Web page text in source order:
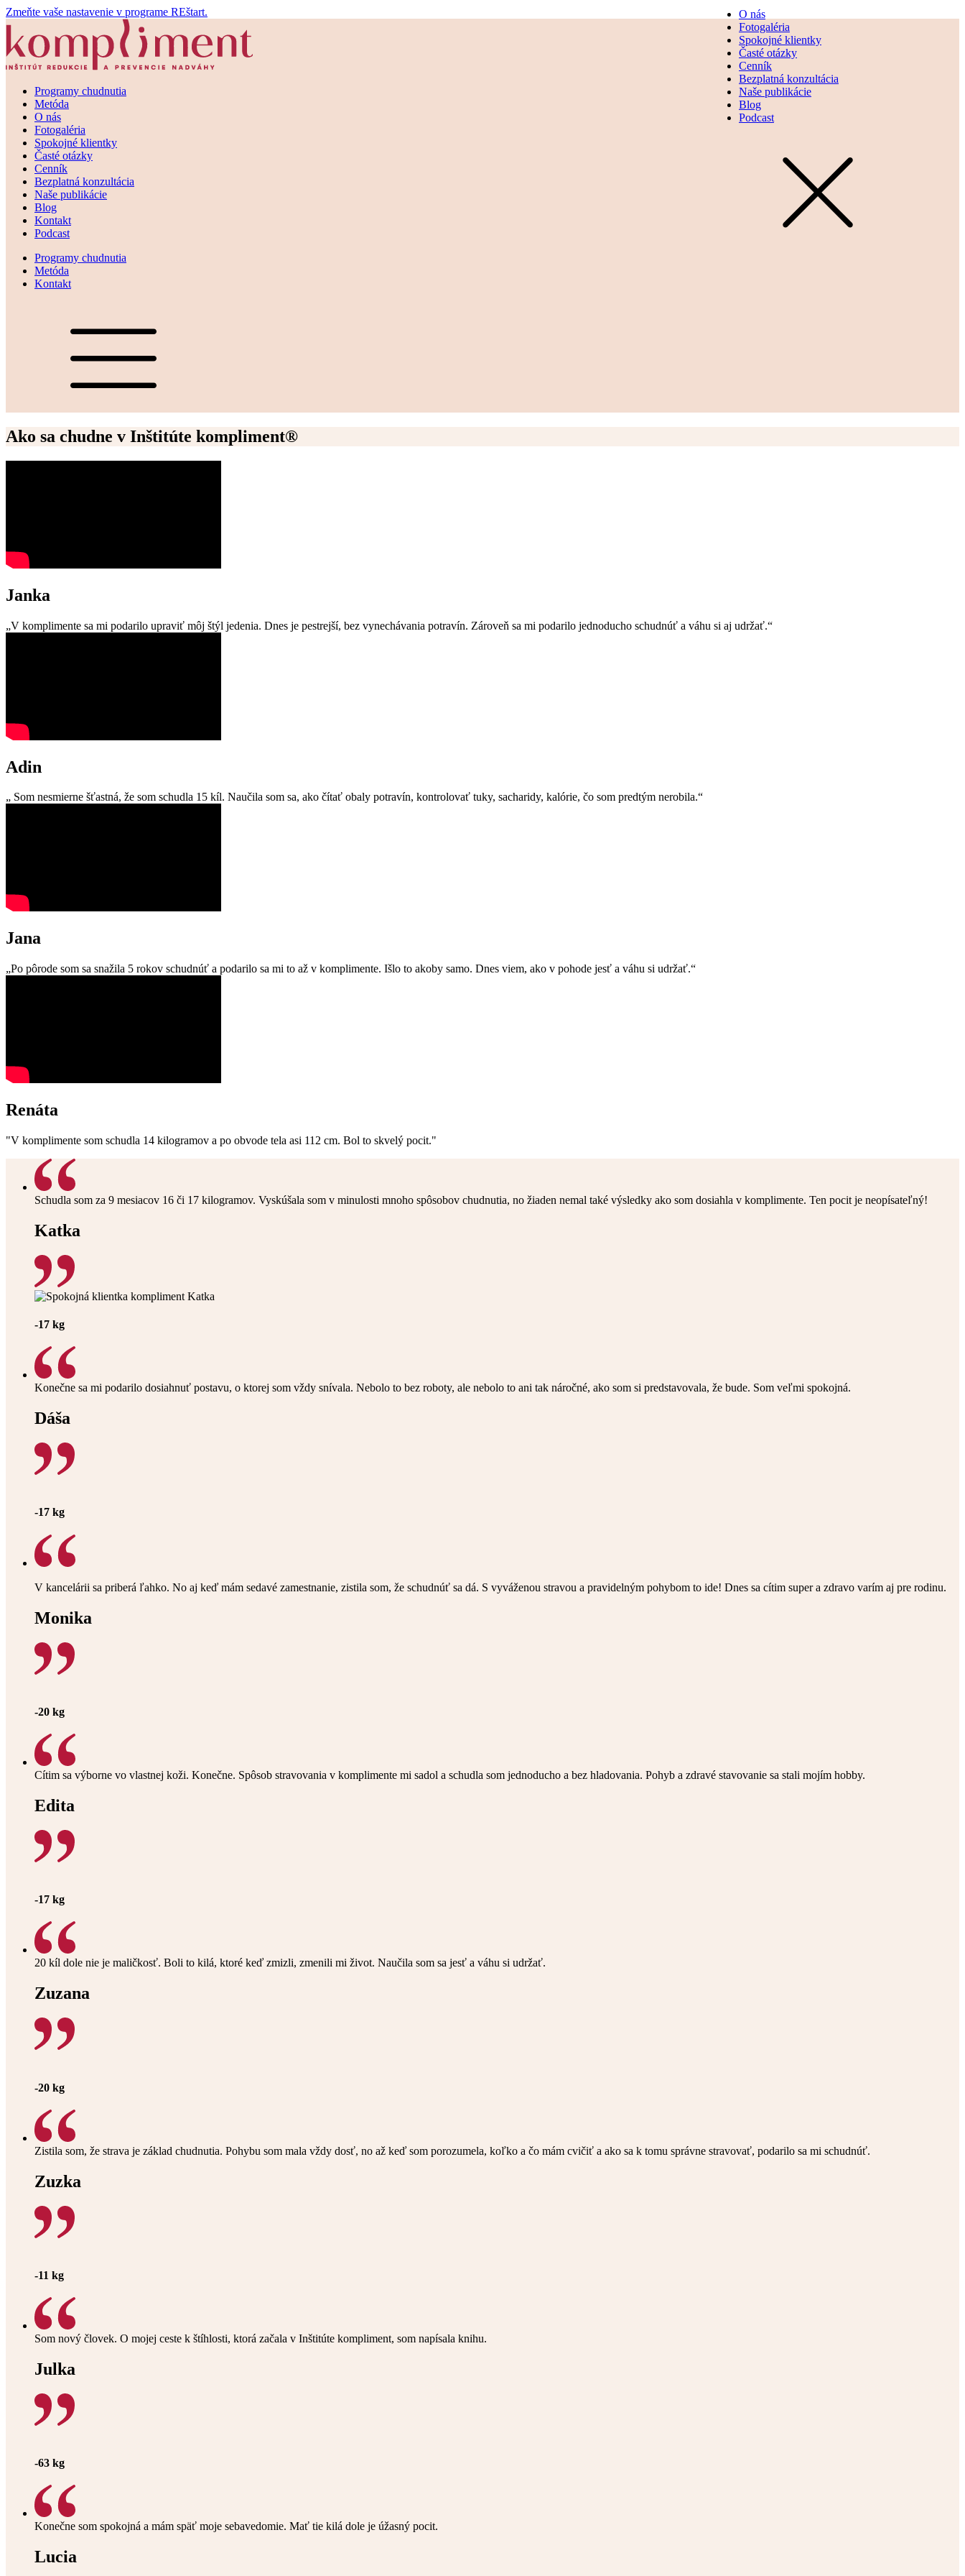
Zmeňte vaše nastavenie v programe REštart.
Programy chudnutia
Metóda
O nás
Fotogaléria
Spokojné klientky
Časté otázky
Cenník
Bezplatná konzultácia
Naše publikácie
Blog
Kontakt
Podcast
Programy chudnutia
Metóda
Kontakt
O nás
Fotogaléria
Spokojné klientky
Časté otázky
Cenník
Bezplatná konzultácia
Naše publikácie
Blog
Podcast
Ako sa chudne v Inštitúte kompliment®
Janka
„V komplimente sa mi podarilo upraviť môj štýl jedenia. Dnes je pestrejší, bez vynechávania potravín. Zároveň sa mi podarilo jednoducho schudnúť a váhu si aj udržať.“
Adin
„ Som nesmierne šťastná, že som schudla 15 kíl. Naučila som sa, ako čítať obaly potravín, kontrolovať tuky, sacharidy, kalórie, čo som predtým nerobila.“
Jana
„Po pôrode som sa snažila 5 rokov schudnúť a podarilo sa mi to až v komplimente. Išlo to akoby samo. Dnes viem, ako v pohode jesť a váhu si udržať.“
Renáta
"V komplimente som schudla 14 kilogramov a po obvode tela asi 112 cm. Bol to skvelý pocit."
Schudla som za 9 mesiacov 16 či 17 kilogramov. Vyskúšala som v minulosti mnoho spôsobov chudnutia, no žiaden nemal také výsledky ako som dosiahla v komplimente. Ten pocit je neopísateľný!
Katka
-17 kg
Konečne sa mi podarilo dosiahnuť postavu, o ktorej som vždy snívala. Nebolo to bez roboty, ale nebolo to ani tak náročné, ako som si predstavovala, že bude. Som veľmi spokojná.
Dáša
-17 kg
V kancelárii sa priberá ľahko. No aj keď mám sedavé zamestnanie, zistila som, že schudnúť sa dá. S vyváženou stravou a pravidelným pohybom to ide! Dnes sa cítim super a zdravo varím aj pre rodinu.
Monika
-20 kg
Cítim sa výborne vo vlastnej koži. Konečne. Spôsob stravovania v komplimente mi sadol a schudla som jednoducho a bez hladovania. Pohyb a zdravé stavovanie sa stali mojím hobby.
Edita
-17 kg
20 kíl dole nie je maličkosť. Boli to kilá, ktoré keď zmizli, zmenili mi život. Naučila som sa jesť a váhu si udržať.
Zuzana
-20 kg
Zistila som, že strava je základ chudnutia. Pohybu som mala vždy dosť, no až keď som porozumela, koľko a čo mám cvičiť a ako sa k tomu správne stravovať, podarilo sa mi schudnúť.
Zuzka
-11 kg
Som nový človek. O mojej ceste k štíhlosti, ktorá začala v Inštitúte kompliment, som napísala knihu.
Julka
-63 kg
Konečne som spokojná a mám späť moje sebavedomie. Mať tie kilá dole je úžasný pocit.
Lucia